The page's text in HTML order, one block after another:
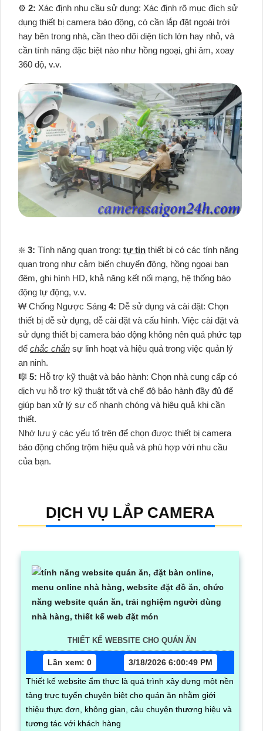
⚙ 2: Xác định nhu cầu sử dụng: Xác định rõ mục đích sử
dụng thiết bị camera báo động, có cần lắp đặt ngoài trời
hay bên trong nhà, cần theo dõi diện tích lớn hay nhỏ, và
cần tính năng đặc biệt nào như hồng ngoại, ghi âm, xoay
360 độ, v.v.
❇️ 3: Tính năng quan trọng: tự tin thiết bị có các tính năng
quan trọng như cảm biến chuyển động, hồng ngoại ban
đêm, ghi hình HD, khả năng kết nối mạng, hệ thống báo
động tự động, v.v.
₩ Chống Ngược Sáng 4: Dễ sử dụng và cài đặt: Chọn
thiết bị dễ sử dụng, dễ cài đặt và cấu hình. Việc cài đặt và
sử dụng thiết bị camera báo động không nên quá phức tạp
để chắc chắn sự linh hoạt và hiệu quả trong việc quản lý
an ninh.
🎼️ 5: Hỗ trợ kỹ thuật và bảo hành: Chọn nhà cung cấp có
dịch vụ hỗ trợ kỹ thuật tốt và chế độ bảo hành đầy đủ để
giúp bạn xử lý sự cố nhanh chóng và hiệu quả khi cần
thiết.
Nhớ lưu ý các yếu tố trên để chọn được thiết bị camera
báo động chống trộm hiệu quả và phù hợp với nhu cầu
của bạn.
DỊCH VỤ LẮP CAMERA
THIẾT KẾ WEBSITE CHO QUÁN ĂN
Lần xem: 0
3/18/2026 6:00:49 PM
Thiết kế website ẩm thực là quá trình xây dựng một nền
tảng trực tuyến chuyên biệt cho quán ăn nhằm giới
thiệu thực đơn, không gian, câu chuyện thương hiệu và
tương tác với khách hàng